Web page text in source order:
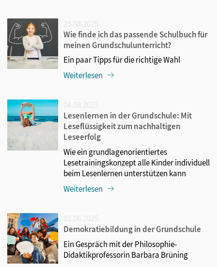
Wie finde ich das passende Schulbuch für
meinen Grundschulunterricht?
Ein paar Tipps für die richtige Wahl
Weiterlesen
Lesenlernen in der Grundschule: Mit
Leseflüssigkeit zum nachhaltigen
Leseerfolg
Wie ein grundlagenorientiertes
Lesetrainingskonzept alle Kinder individuell
beim Lesenlernen unterstützen kann
Weiterlesen
Demokratiebildung in der Grundschule
Ein Gespräch mit der Philosophie-
Didaktikprofessorin Barbara Brüning